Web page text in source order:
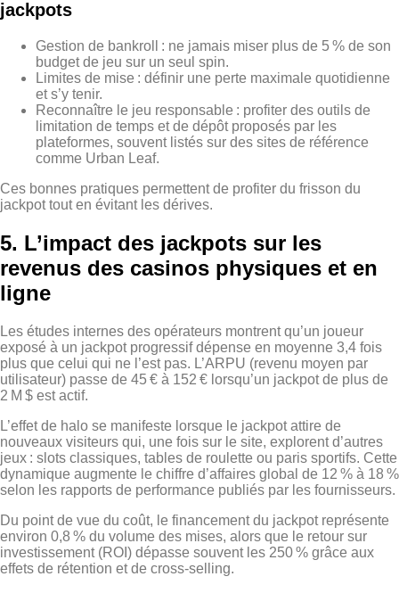
jackpots
Gestion de bankroll : ne jamais miser plus de 5 % de son
budget de jeu sur un seul spin.
Limites de mise : définir une perte maximale quotidienne
et s’y tenir.
Reconnaître le jeu responsable : profiter des outils de
limitation de temps et de dépôt proposés par les
plateformes, souvent listés sur des sites de référence
comme Urban Leaf.
Ces bonnes pratiques permettent de profiter du frisson du
jackpot tout en évitant les dérives.
5. L’impact des jackpots sur les
revenus des casinos physiques et en
ligne
Les études internes des opérateurs montrent qu’un joueur
exposé à un jackpot progressif dépense en moyenne 3,4 fois
plus que celui qui ne l’est pas. L’ARPU (revenu moyen par
utilisateur) passe de 45 € à 152 € lorsqu’un jackpot de plus de
2 M $ est actif.
L’effet de halo se manifeste lorsque le jackpot attire de
nouveaux visiteurs qui, une fois sur le site, explorent d’autres
jeux : slots classiques, tables de roulette ou paris sportifs. Cette
dynamique augmente le chiffre d’affaires global de 12 % à 18 %
selon les rapports de performance publiés par les fournisseurs.
Du point de vue du coût, le financement du jackpot représente
environ 0,8 % du volume des mises, alors que le retour sur
investissement (ROI) dépasse souvent les 250 % grâce aux
effets de rétention et de cross‑selling.